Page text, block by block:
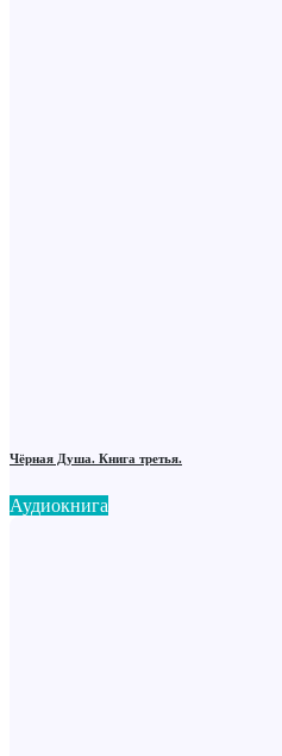
Чёрная Душа. Книга третья.
Аудиокнига